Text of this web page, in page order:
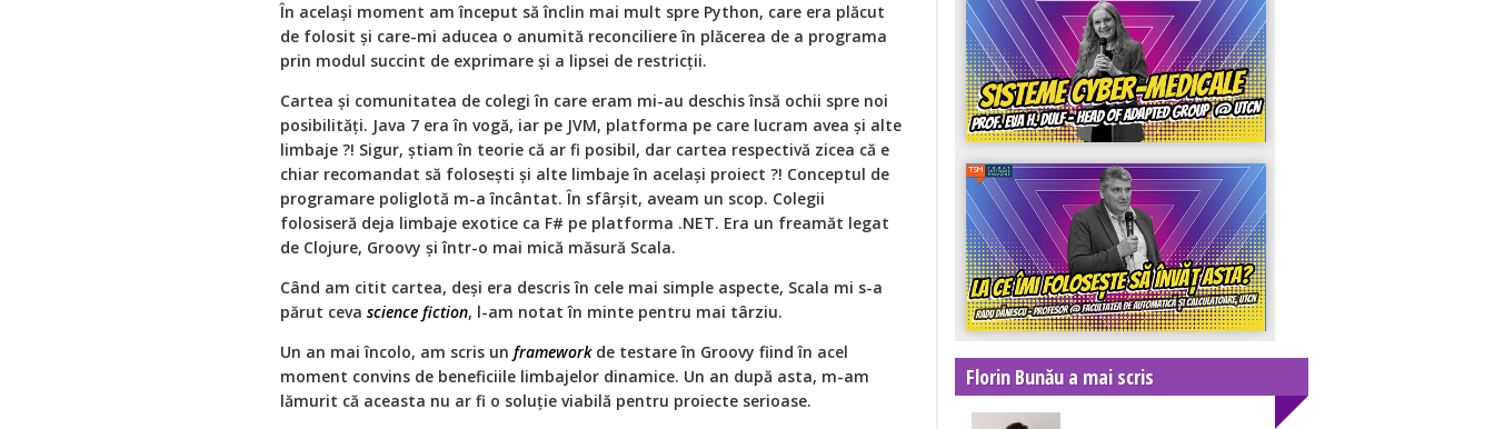
În același moment am început să înclin mai mult spre Python, care era plăcut
de folosit și care-mi aducea o anumită reconciliere în plăcerea de a programa
prin modul succint de exprimare și a lipsei de restricții.
Cartea și comunitatea de colegi în care eram mi-au deschis însă ochii spre noi
posibilități. Java 7 era în vogă, iar pe JVM, platforma pe care lucram avea și alte
limbaje ?! Sigur, știam în teorie că ar fi posibil, dar cartea respectivă zicea că e
chiar recomandat să folosești și alte limbaje în același proiect ?! Conceptul de
programare poliglotă m-a încântat. În sfârșit, aveam un scop. Colegii
folosiseră deja limbaje exotice ca F# pe platforma .NET. Era un freamăt legat
de Clojure, Groovy și într-o mai mică măsură Scala.
Când am citit cartea, deși era descris în cele mai simple aspecte, Scala mi s-a
părut ceva science fiction, l-am notat în minte pentru mai târziu.
Un an mai încolo, am scris un frameworkde testare în Groovy fiind în acel
moment convins de beneficiile limbajelor dinamice. Un an după asta, m-am
lămurit că aceasta nu ar fi o soluție viabilă pentru proiecte serioase.
Florin Bunău a mai scris